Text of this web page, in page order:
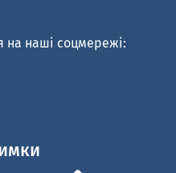
на наші соцмережі: